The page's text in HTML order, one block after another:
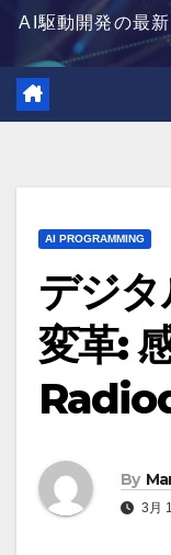
AI駆動開発の最
AI PROGRAMMING
デジ
変革:
By
3月